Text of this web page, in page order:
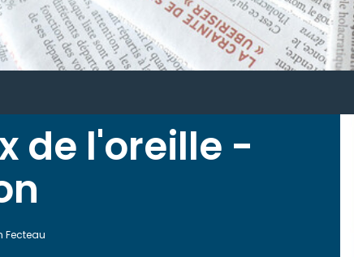
de l'oreille -
Fecteau